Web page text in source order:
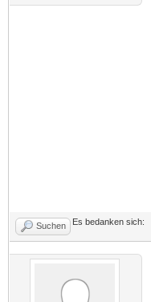
Suchen Es bedanken sich: